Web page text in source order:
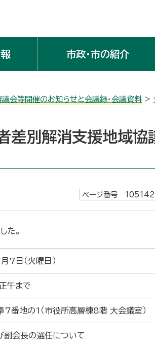
市政・市の紹介
議会等開催のお知らせと会議録・会議資料 >
差別解消支援地域協
ページ番号
た。
7日（火曜日）
午まで
7番地の1（市役所高層棟8階 大会議室）
副会長の選任について